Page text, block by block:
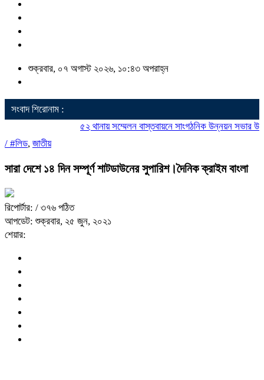
শুক্রবার, ০৭ অগাস্ট ২০২৬, ১০:৪৩ অপরাহ্ন
সংবাদ শিরোনাম :
৫২ থানায় সম্মেলন বাস্তবায়নে সাংগঠনিক উন্নয়ন সভার
/ #লিড, জাতীয়
সারা দেশে ১৪ দিন সম্পূর্ণ শাটডাউনের সুপারিশ।দৈনিক ক্রাইম বাংলা
রিপোর্টার: / ৩৭৬ পঠিত
আপডেট: শুক্রবার, ২৫ জুন, ২০২১
শেয়ার: